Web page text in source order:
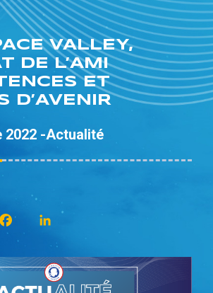
VALLEY,
DE L’AMI
ET
D’AVENIR
2022 -Actualité
TwitterFacebook
instagramLinkedIn